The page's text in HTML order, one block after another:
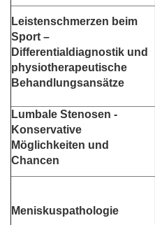
Leistenschmerzen beim
Sport –
Differentialdiagnostik und
physiotherapeutische
Behandlungsansätze
Lumbale Stenosen -
Konservative
Möglichkeiten und
Chancen
Meniskuspathologie